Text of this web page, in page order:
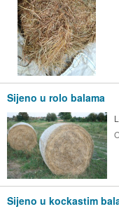
Sijeno u rolo balama
Sijeno u kockastim